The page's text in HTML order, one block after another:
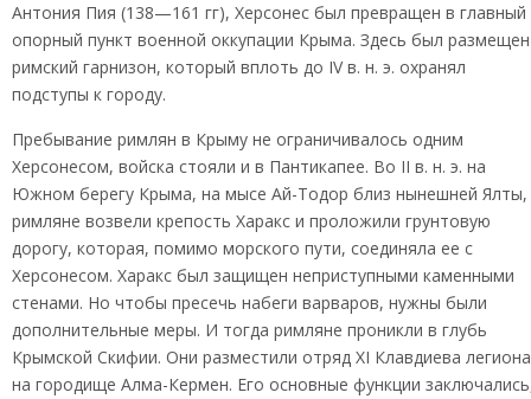
Антония Пия (138—161 гг), Херсонес был превращен в главный
опорный пункт военной оккупации Крыма. Здесь был размещен
римский гарнизон, который вплоть до IV в. н. э. охранял
подступы к городу.
Пребывание римлян в Крыму не ограничивалось одним
Херсонесом, войска стояли и в Пантикапее. Во II в. н. э. на
Южном берегу Крыма, на мысе Ай-Тодор близ нынешней Ялты,
римляне возвели крепость Харакс и проложили грунтовую
дорогу, которая, помимо морского пути, соединяла ее с
Херсонесом. Харакс был защищен неприступными каменными
стенами. Но чтобы пресечь набеги варваров, нужны были
дополнительные меры. И тогда римляне проникли в глубь
Крымской Скифии. Они разместили отряд XI Клавдиева легиона
на городище Алма-Кермен. Его основные функции